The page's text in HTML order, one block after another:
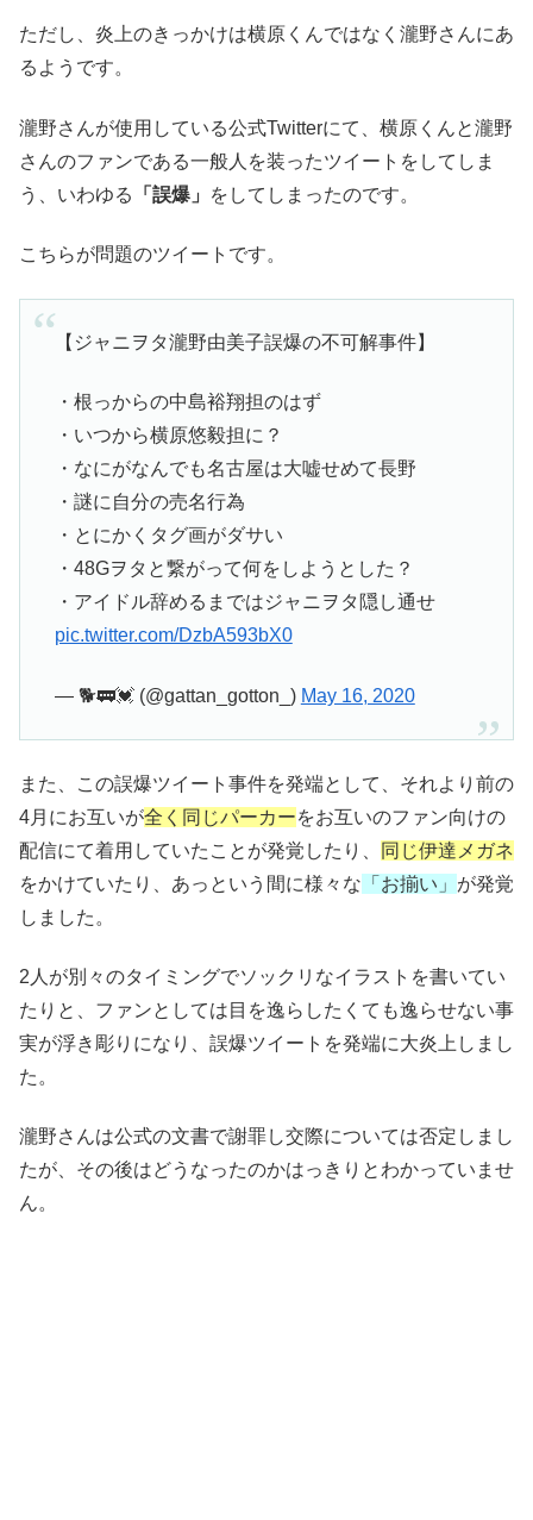
ただし、炎上のきっかけは横原くんではなく瀧野さんにあ
るようです。
瀧野さんが使用している公式Twitterにて、横原くんと瀧野
さんのファンである一般人を装ったツイートをしてしま
う、いわゆる
「誤爆」 をしてしまったのです。
こちらが問題のツイートです。
【ジャニヲタ瀧野由美子誤爆の不可解事件】
・根っからの中島裕翔担のはず
・いつから横原悠毅担に？
・なにがなんでも名古屋は大嘘せめて長野
・謎に自分の売名行為
・とにかくタグ画がダサい
・48Gヲタと繋がって何をしようとした？
・アイドル辞めるまではジャニヲタ隠し通せ
pic.twitter.com/DzbA593bX0
— 🐕🚃💓 (@gattan_gotton_) May 16, 2020
また、この誤爆ツイート事件を発端として、それより前の
4月にお互いが全く同じパーカーをお互いのファン向けの
配信にて着用していたことが発覚したり、
同じ伊達メガネ
をかけていたり、あっという間に様々な 「お揃い」 が発覚
しました。
2 人が別々のタイミングでソックリなイラストを書いてい
たりと、ファンとしては目を逸らしたくても逸らせない事
実が浮き彫りになり、誤爆ツイートを発端に大炎上しまし
た。
瀧野さんは公式の文書で謝罪し交際については否定しまし
たが、その後はどうなったのかはっきりとわかっていませ
ん。